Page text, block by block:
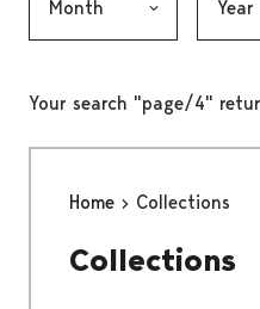
Your search "page/4"
Home Collections
Collections